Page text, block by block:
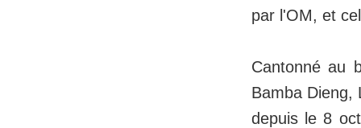
par l'OM, et
Cantonné au
Bamba Dieng,
depuis le 8